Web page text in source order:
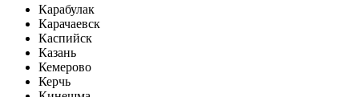
Карабулак
Карачаевск
Каспийск
Казань
Кемерово
Керчь